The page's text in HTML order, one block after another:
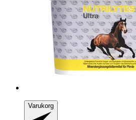
Varukorg